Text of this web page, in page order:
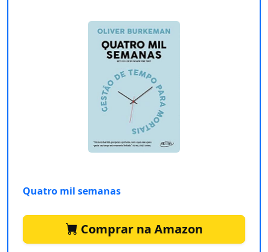
Quatro mil semanas
Comprar na Amazon